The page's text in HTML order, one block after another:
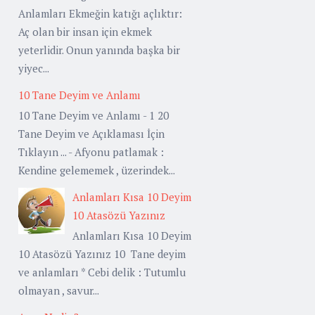
Anlamları Ekmeğin katığı açlıktır:
Aç olan bir insan için ekmek
yeterlidir. Onun yanında başka bir
yiyec...
10 Tane Deyim ve Anlamı
10 Tane Deyim ve Anlamı - 1 20
Tane Deyim ve Açıklaması İçin
Tıklayın ... - Afyonu patlamak :
Kendine gelememek , üzerindek...
Anlamları Kısa 10 Deyim
10 Atasözü Yazınız
Anlamları Kısa 10 Deyim
10 Atasözü Yazınız 10 Tane deyim
ve anlamları * Cebi delik : Tutumlu
olmayan , savur...